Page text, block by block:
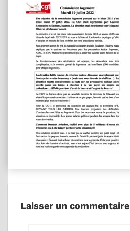
Laisser un commentaire